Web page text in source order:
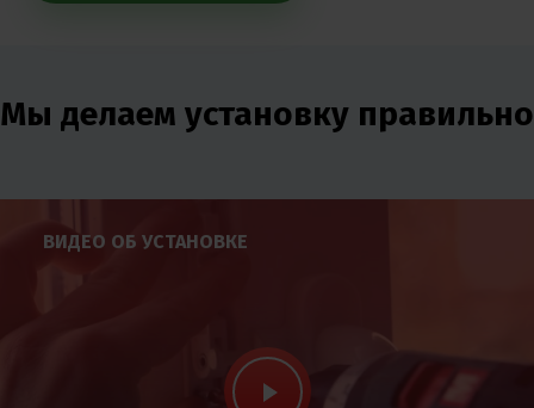
Мы делаем установку правильно
ВИДЕО ОБ УСТАНОВКЕ